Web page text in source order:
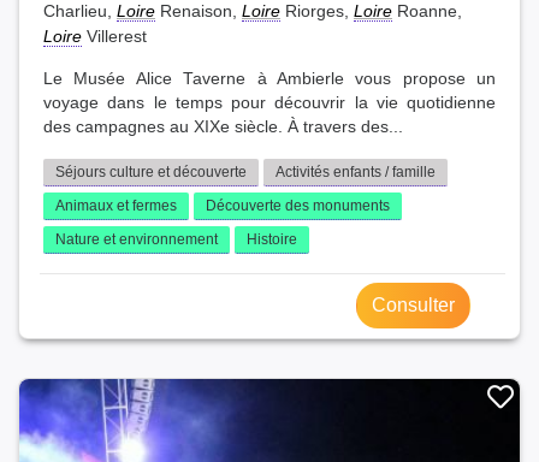
Charlieu, Loire Renaison, Loire Riorges, Loire Roanne,
Loire Villerest
Le Musée Alice Taverne à Ambierle vous propose un
voyage dans le temps pour découvrir la vie quotidienne
des campagnes au XIXe siècle. À travers des...
Séjours culture et découverte
Activités enfants / famille
Animaux et fermes
Découverte des monuments
Nature et environnement
Histoire
Consulter